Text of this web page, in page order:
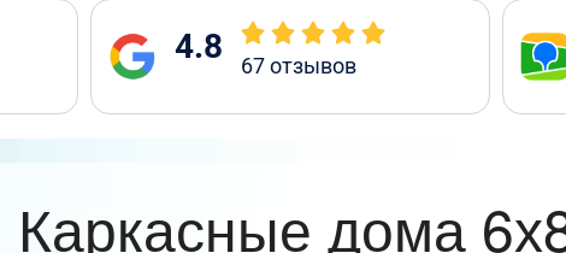
4.8 67отзывов
Каркасные дома